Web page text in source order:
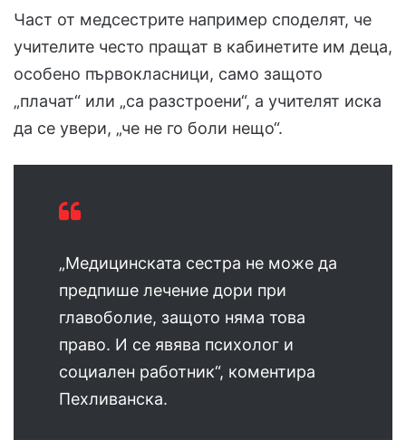
Част от медсестрите например споделят, че
учителите често пращат в кабинетите им деца,
особено първокласници, само защото
„плачат“ или „са разстроени“, а учителят иска
да се увери, „че не го боли нещо“.
„Медицинската сестра не може да
предпише лечение дори при
главоболие, защото няма това
право. И се явява психолог и
социален работник“, коментира
Пехливанска.